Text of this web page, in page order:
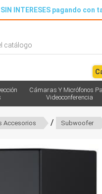
SIN INTERESES pagando con
Cámaras Y Micrófonos
Videoconferencia
Accesorios / Subwoofer